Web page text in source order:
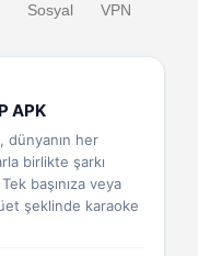
Sosyal VPN
APK
dünyanın her
birlikte şarkı
başınıza veya
şeklinde karaoke